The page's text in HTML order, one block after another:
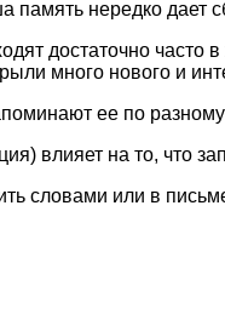
память нередко дает
достаточно часто
много нового и
ее по
влияет на то, что
словами или в